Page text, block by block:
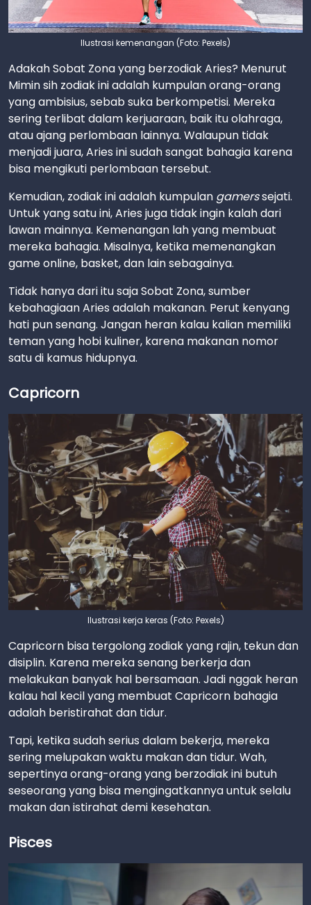
Ilustrasi kemenangan (Foto: Pexels)
Adakah Sobat Zona yang berzodiak Aries? Menurut
Mimin sih zodiak ini adalah kumpulan orang-orang
yang ambisius, sebab suka berkompetisi. Mereka
sering terlibat dalam kerjuaraan, baik itu olahraga,
atau ajang perlombaan lainnya. Walaupun tidak
menjadi juara, Aries ini sudah sangat bahagia karena
bisa mengikuti perlombaan tersebut.
Kemudian, zodiak ini adalah kumpulan gamerssejati.
Untuk yang satu ini, Aries juga tidak ingin kalah dari
lawan mainnya. Kemenangan lah yang membuat
mereka bahagia. Misalnya, ketika memenangkan
game online, basket, dan lain sebagainya.
Tidak hanya dari itu saja Sobat Zona, sumber
kebahagiaan Aries adalah makanan. Perut kenyang
hati pun senang. Jangan heran kalau kalian memiliki
teman yang hobi kuliner, karena makanan nomor
satu di kamus hidupnya.
Capricorn
Ilustrasi kerja keras (Foto: Pexels)
Capricorn bisa tergolong zodiak yang rajin, tekun dan
disiplin. Karena mereka senang berkerja dan
melakukan banyak hal bersamaan. Jadi nggak heran
kalau hal kecil yang membuat Capricorn bahagia
adalah beristirahat dan tidur.
Tapi, ketika sudah serius dalam bekerja, mereka
sering melupakan waktu makan dan tidur. Wah,
sepertinya orang-orang yang berzodiak ini butuh
seseorang yang bisa mengingatkannya untuk selalu
makan dan istirahat demi kesehatan.
Pisces